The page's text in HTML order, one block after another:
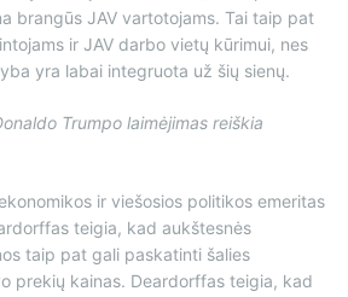
brangūs JAV vartotojams. Tai taip pat
ir JAV darbo vietų kūrimui, nes
yra labai integruota už šių sienų.
Trumpo laimėjimas reiškia
ir viešosios politikos emeritas
teigia, kad aukštesnės
taip pat gali paskatinti šalies
prekių kainas. Deardorffas teigia, kad